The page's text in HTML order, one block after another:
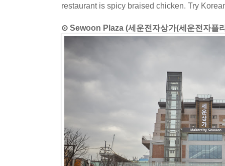
restaurant is spicy braised chicken. Try
⊙ Sewoon Plaza (세운전자상가(세운전자플